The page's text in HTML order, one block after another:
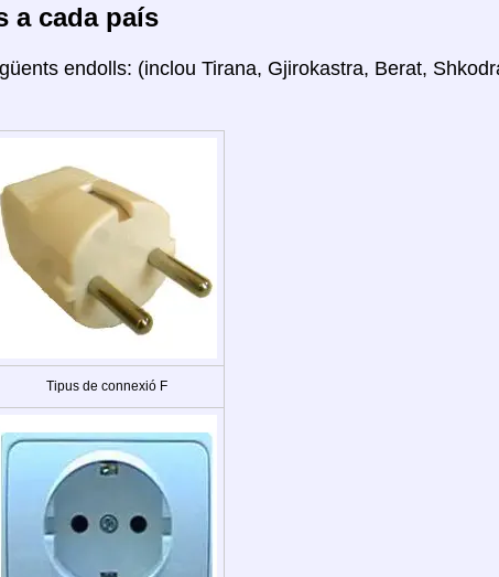
a cada país
endolls: (inclou Tirana, Gjirokastra, Berat,
Tipus de connexió F